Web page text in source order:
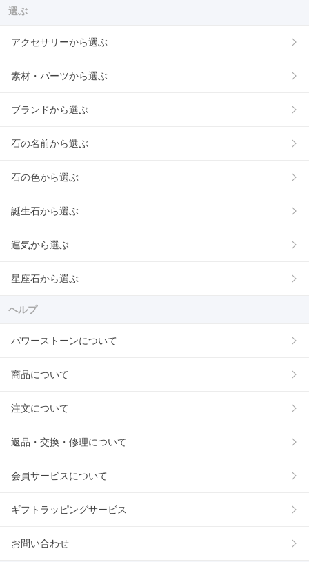
選ぶ
アクセサリーから選ぶ
素材・パーツから選ぶ
ブランドから選ぶ
石の名前から選ぶ
石の色から選ぶ
誕生石から選ぶ
運気から選ぶ
星座石から選ぶ
ヘルプ
パワーストーンについて
商品について
注文について
返品・交換・修理について
会員サービスについて
ギフトラッピングサービス
お問い合わせ